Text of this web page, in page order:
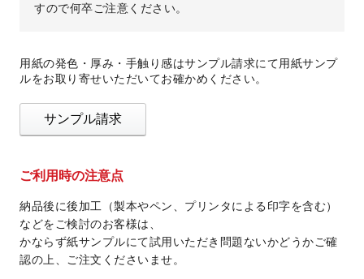
すので何卒ご注意ください。
用紙の発色・厚み・手触り感はサンプル請求にて用紙サンプ
ルをお取り寄せいただいてお確かめください。
サンプル請求
ご利用時の注意点
納品後に後加工（製本やペン、プリンタによる印字を含む）
などをご検討のお客様は、
かならず紙サンプルにて試用いただき問題ないかどうかご確
認の上、ご注文くださいませ。